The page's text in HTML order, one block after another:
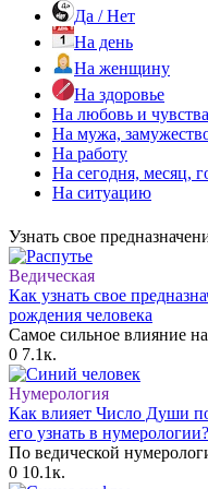
Да / Нет
На день
На женщину
На здоровье
На любовь и чувства
На мужа,
На работу
На сегодня, месяц,
На ситуацию
Узнать свое
Ведическая
Как узнать свое
рождения человека
Самое сильное влияние
0 7.1к.
Нумерология
Как влияет Число Души
его узнать в нумерологии?
По ведической
0 10.1к.